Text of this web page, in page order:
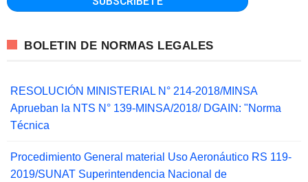
BOLETIN DE NORMAS LEGALES
RESOLUCIÓN MINISTERIAL N° 214-2018/MINSA
Aprueban la NTS N° 139-MINSA/2018/ DGAIN: "Norma
Técnica
Procedimiento General material Uso Aeronáutico RS 119-
2019/SUNAT Superintendencia Nacional de